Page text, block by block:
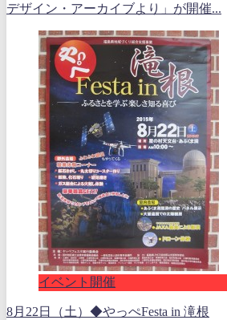
デザイン・アーカイブより」が開催...
イベント開催
8月22日（土）◆やっぺFesta in 滝根